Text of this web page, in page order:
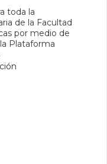
toda la
de la Facultad
por medio de
Plataforma